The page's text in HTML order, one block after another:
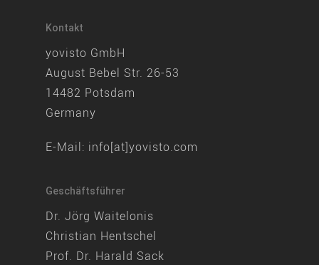
Kontakt
yovisto GmbH
August Bebel Str. 26-53
14482 Potsdam
Germany
E-Mail: info[at]yovisto.com
Geschäftsführer
Dr. Jörg Waitelonis
Christian Hentschel
Prof. Dr. Harald Sack